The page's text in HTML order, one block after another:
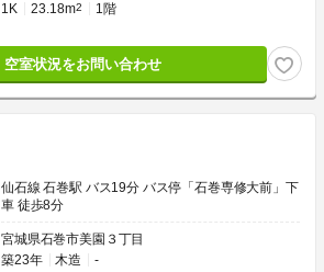
1K 23.18m2 1階
空室状況をお問い合わせ
仙石線 石巻駅 バス19分 バス停「石巻専修大前」下
車 徒歩8分
宮城県石巻市美園３丁目
築23年
木造 -